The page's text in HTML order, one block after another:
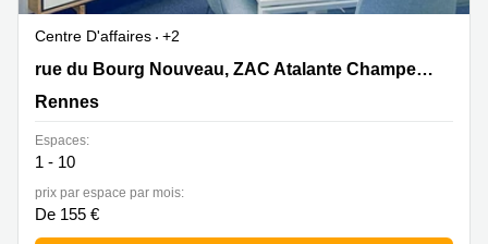
Centre D'affaires
+2
18 rue du Bourg Nouveau, ZAC Atalante Champeaux,rue du Bourg Nouveau, ZAC Atalante Champeaux
Rennes
Espaces:
1 - 10
prix par espace par mois:
De 155 €